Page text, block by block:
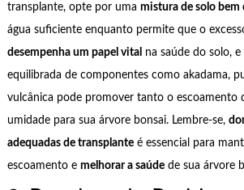
transplante, opte por uma mistura de solo bem
água suficiente enquanto permite que o
desempenha um papel vital na saúde do solo,
equilibrada de componentes como akadama,
vulcânica pode promover tanto o escoamento
umidade para sua árvore bonsai. Lembre-se,
adequadas de transplanteé essencial para
escoamento e melhorar a saúdede sua árvore